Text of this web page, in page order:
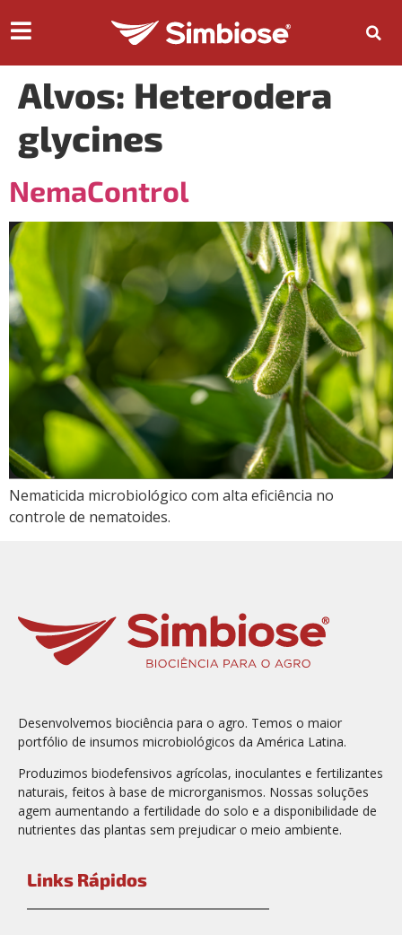
Alvos: Heterodera
glycines
NemaControl
Nematicida microbiológico com alta eficiência no
controle de nematoides.
Desenvolvemos biociência para o agro. Temos o maior
portfólio de insumos microbiológicos da América Latina.
Produzimos biodefensivos agrícolas, inoculantes e fertilizantes
naturais, feitos à base de microrganismos. Nossas soluções
agem aumentando a fertilidade do solo e a disponibilidade de
nutrientes das plantas sem prejudicar o meio ambiente.
Links Rápidos